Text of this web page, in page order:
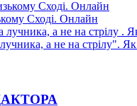
Сході. Онлайн
а не на стрілу". Як